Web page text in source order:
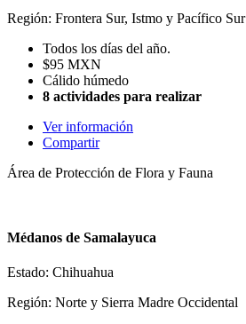
Región: Frontera Sur, Istmo y Pacífico Sur
Todos los días del año.
$95 MXN
Cálido húmedo
8 actividades para realizar
Ver información
Compartir
Área de Protección de Flora y Fauna
Médanos de Samalayuca
Estado: Chihuahua
Región: Norte y Sierra Madre Occidental